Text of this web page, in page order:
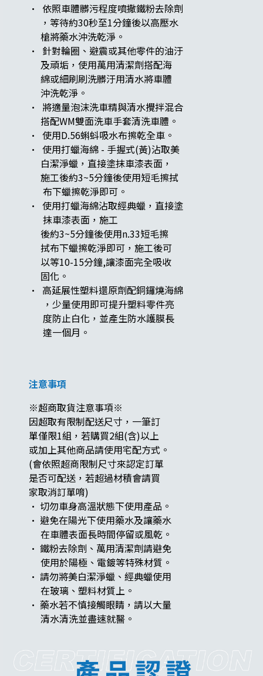
· 依照車體髒污程度噴撒鐵粉去除劑
，等待約30秒至1分鐘後以高壓水
槍將藥水沖洗乾淨。
· 針對輪圈、避震或其他零件的油汙
及頑垢，使用萬用清潔劑搭配海
綿或細刷刷洗髒汙用清水將車體
沖洗乾淨。
· 將適量泡沫洗車精與清水攪拌混合
搭配WM雙面洗車手套清洗車體。
· 使用D.56蝌蚪吸水布擦乾全車。
· 使用打蠟海綿 - 手握式(黃)沾取美
白潔淨蠟，直接塗抹車漆表面，
施工後約3~5分鐘後使用短毛擦拭
布下蠟擦乾淨即可。
· 使用打蠟海綿沾取經典蠟，直接塗
抹車漆表面，施工
後約3~5分鐘後使用n.33短毛擦
拭布下蠟擦乾淨即可，施工後可
以等10-15分鐘,讓漆面完全吸收
固化。
· 高延展性塑料還原劑配銅鑼燒海綿
，少量使用即可提升塑料零件亮
度防止白化，並產生防水護膜長
達一個月。
注意事項
※超商取貨注意事項※
因超取有限制配送尺寸，一筆訂
單僅限1組，若購買2組(含)以上
或加上其他商品請使用宅配方式。
(會依照超商限制尺寸來認定訂單
是否可配送，若超過材積會請買
家取消訂單唷)
· 切勿車身高溫狀態下使用產品。
· 避免在陽光下使用藥水及讓藥水
在車體表面長時間停留或風乾。
· 鐵粉去除劑、萬用清潔劑請避免
使用於陽極、電鍍等特殊材質。
· 請勿將美白潔淨蠟、經典蠟使用
在玻璃、塑料材質上。
· 藥水若不慎接觸眼睛，請以大量
清水清洗並盡速就醫。